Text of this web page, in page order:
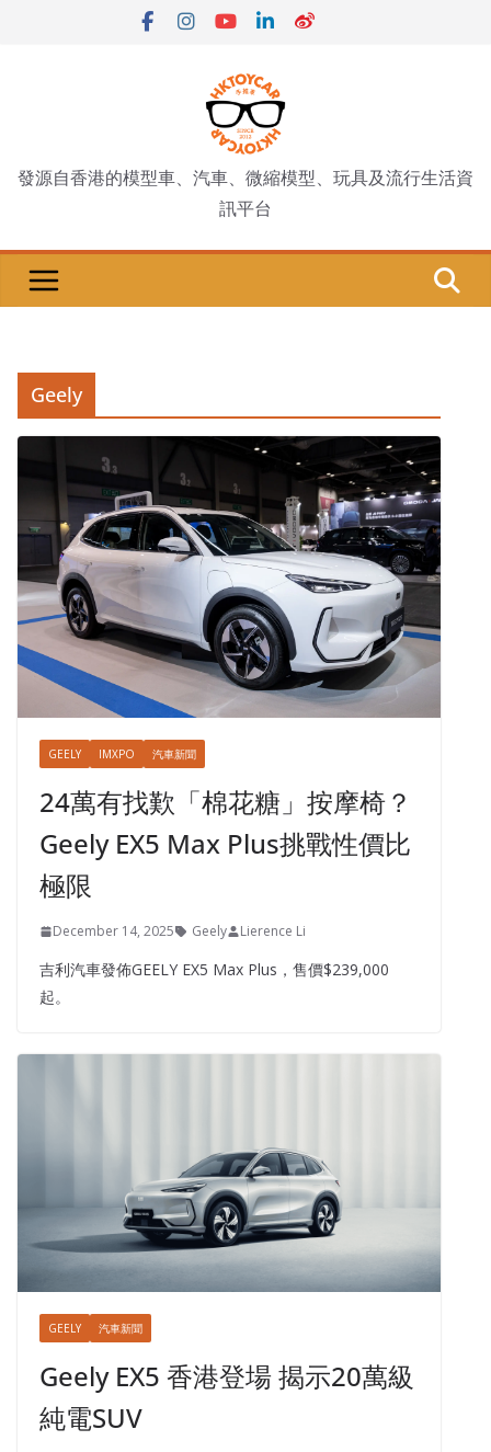
發源自香港的模型車、汽車、微縮模型、玩具及流行生活資
訊平台
Geely
GEELY IMXPO 汽車新聞
24萬有找歎「棉花糖」按摩椅？
Geely EX5 Max Plus挑戰性價比
極限
December 14, 2025 Geely Lierence Li
吉利汽車發佈GEELY EX5 Max Plus，售價$239,000
起。
GEELY 汽車新聞
Geely EX5 香港登場 揭示20萬級
純電SUV